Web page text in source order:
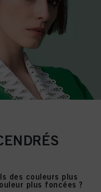
des couleurs plus
plus foncées ?